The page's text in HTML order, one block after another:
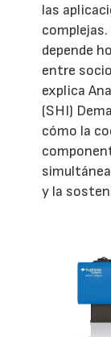
las
depende
entre
explica
(SHI)
cómo la
y la